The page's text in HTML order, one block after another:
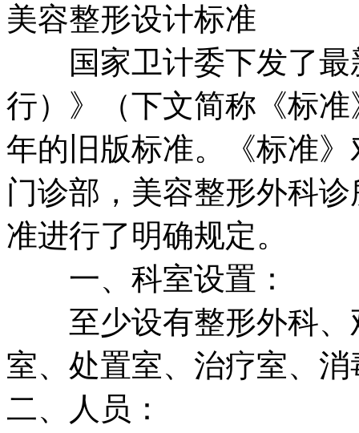
美容整形设计标准
国家卫计委下发了最
行）》（下文简称《标
年的旧版标准。《标准
门诊部，美容整形外科
准进行了明确规定。
一、科室设置：
至少设有整形外科、
室、处置室、治疗室、
二、人员：